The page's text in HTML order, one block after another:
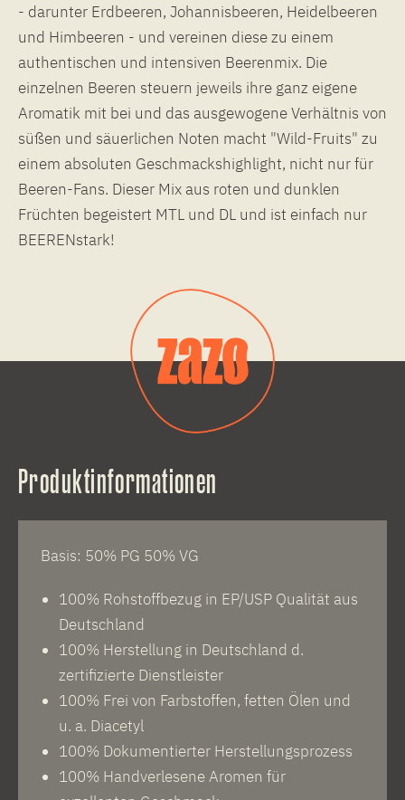
- darunter Erdbeeren, Johannisbeeren, Heidelbeeren
und Himbeeren - und vereinen diese zu einem
authentischen und intensiven Beerenmix. Die
einzelnen Beeren steuern jeweils ihre ganz eigene
Aromatik mit bei und das ausgewogene Verhältnis von
süßen und säuerlichen Noten macht "Wild-Fruits" zu
einem absoluten Geschmackshighlight, nicht nur für
Beeren-Fans. Dieser Mix aus roten und dunklen
Früchten begeistert MTL und DL und ist einfach nur
BEERENstark!
Produktinformationen
Basis: 50% PG 50% VG
100% Rohstoffbezug in EP/USP Qualität aus
Deutschland
100% Herstellung in Deutschland d.
zertifizierte Dienstleister
100% Frei von Farbstoffen, fetten Ölen und
u. a. Diacetyl
100% Dokumentierter Herstellungsprozess
100% Handverlesene Aromen für